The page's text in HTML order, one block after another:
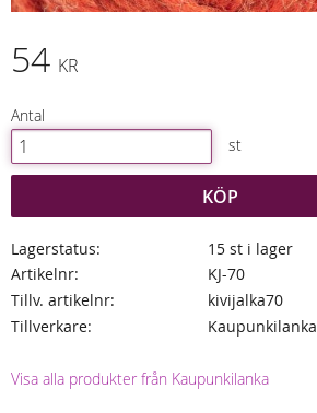
54 KR
Antal
st
KÖP
Lagerstatus
15 st i lager
Artikelnr
KJ-70
Tillv. artikelnr
kivijalka70
Tillverkare
Kaupunkilanka
Visa alla produkter från Kaupunkilanka